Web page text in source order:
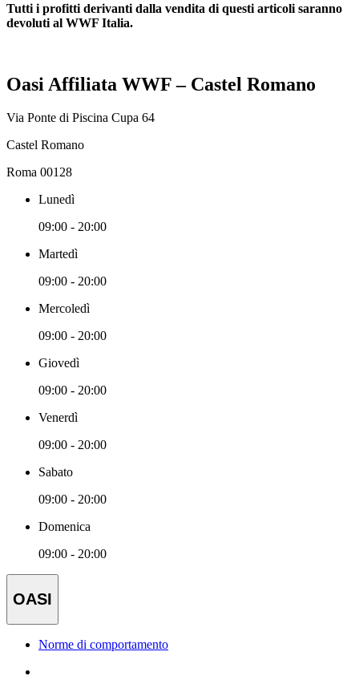
Tutti i profitti derivanti dalla vendita di questi articoli saranno
devoluti al WWF Italia.
Oasi Affiliata WWF – Castel Romano
Via Ponte di Piscina Cupa 64
Castel Romano
Roma 00128
Lunedì
09:00 - 20:00
Martedì
09:00 - 20:00
Mercoledì
09:00 - 20:00
Giovedì
09:00 - 20:00
Venerdì
09:00 - 20:00
Sabato
09:00 - 20:00
Domenica
09:00 - 20:00
OASI
Norme di comportamento